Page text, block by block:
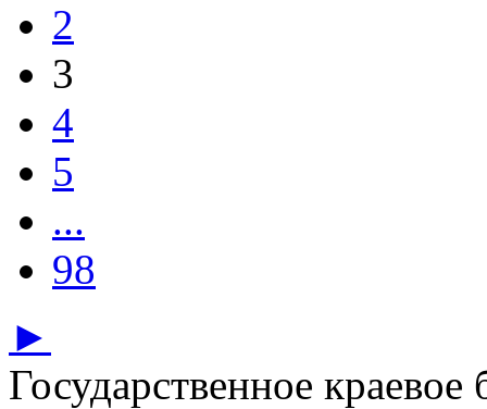
2
3
4
5
...
98
►
Государственное